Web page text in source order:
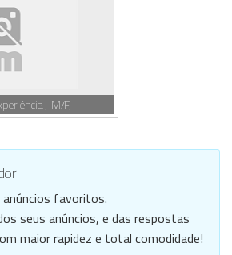
, M/F,
anúncios favoritos.
seus anúncios, e das respostas
maior rapidez e total comodidade!